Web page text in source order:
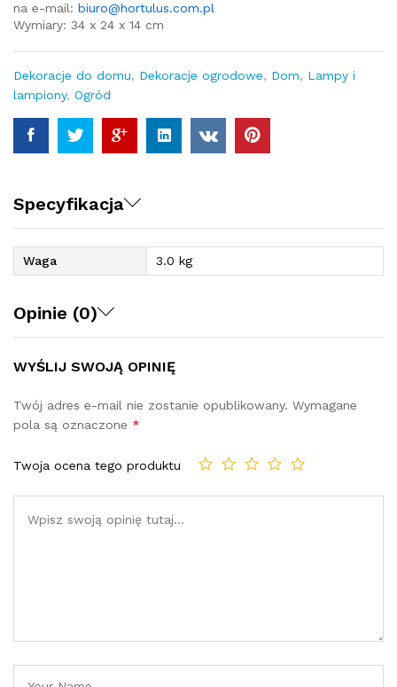
na e-mail: biuro@hortulus.com.pl
Wymiary: 34 x 24 x 14 cm
Dekoracje do domu, Dekoracje ogrodowe, Dom, Lampy i
lampiony, Ogród
Specyfikacja
Waga 3.0 kg
Opinie (0)
WYŚLIJ SWOJĄ OPINIĘ
Twój adres e-mail nie zostanie opublikowany. Wymagane
pola są oznaczone *
Twoja ocena tego produktu